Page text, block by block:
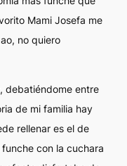
Mami Josefa me
no quiero
debatiéndome entre
de mi familia hay
rellenar es el de
con la cuchara